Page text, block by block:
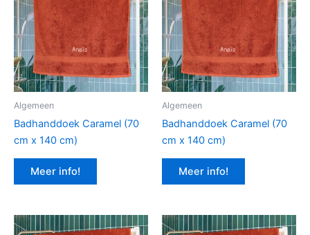
Algemeen
Badhanddoek Caramel (70
cm x 140 cm)
Meer info!
Algemeen
Badhanddoek Caramel (70
cm x 140 cm)
Meer info!